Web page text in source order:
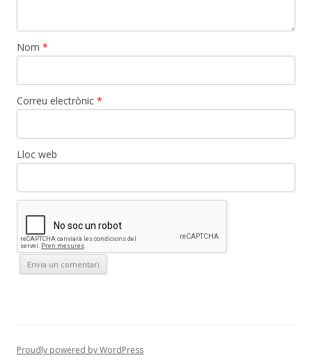
Nom *
Correu electrònic *
Lloc web
Proudly powered by WordPress